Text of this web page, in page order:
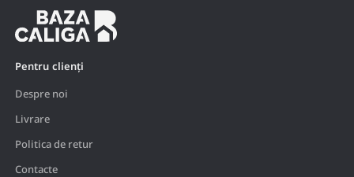
Pentru clienți
Despre noi
Livrare
Politica de retur
Contacte